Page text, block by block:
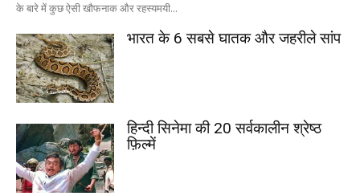
के बारे में कुछ ऐसी खौफनाक और रहस्यमयी...
भारत के 6 सबसे घातक और जहरीले सांप
हिन्दी सिनेमा की 20 सर्वकालीन श्रेष्ठ
फ़िल्में